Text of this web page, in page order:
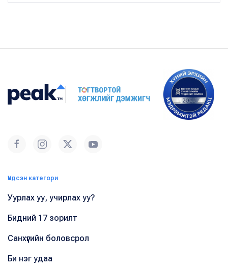
Үндсэн категори
Уурлах уу, учирлах уу?
Бидний 17 зорилт
Санхүүгийн боловсрол
Би нэг удаа